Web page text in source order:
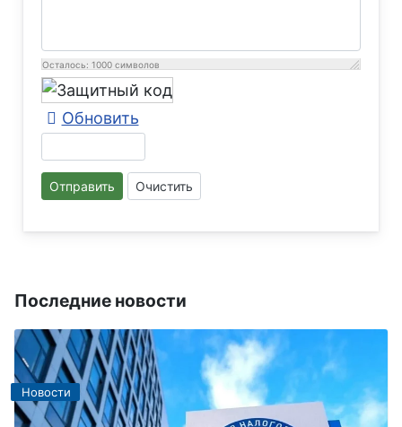
Осталось: 1000 символов
Обновить
Отправить Очистить
Последние новости
Новости